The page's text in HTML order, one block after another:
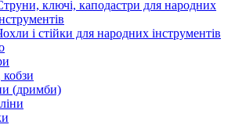
ключі, каподастри для народних
і стійки для народних інструментів
кобзи
(дримби)